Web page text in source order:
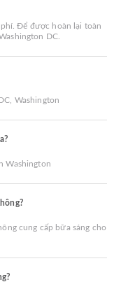
Để được hoàn lại toàn
DC.
Washington
Washington
cung cấp bữa sáng cho